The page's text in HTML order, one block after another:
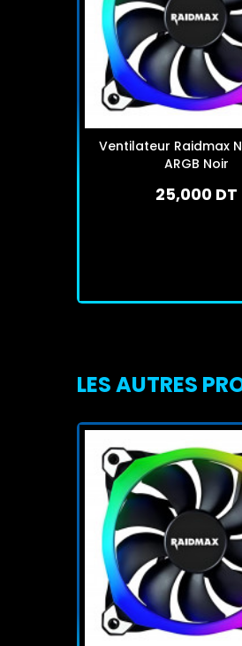
Ventilateur Raidmax
ARGB Noir
25,000 DT
LES AUTRES